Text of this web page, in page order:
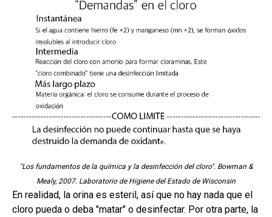
"Los fundamentos de la química y la desinfección del cloro". Bowman &
Mealy, 2007. Laboratorio de Higiene del Estado de Wisconsin
En realidad, la orina es esteril, así que no hay nada que el
cloro pueda o deba "matar" o desinfectar. Por otra parte, la